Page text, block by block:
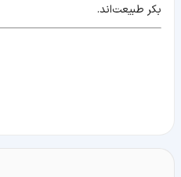
بکر طبیعت‌اند.